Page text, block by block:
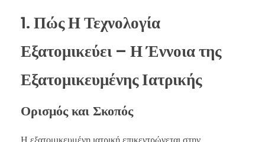
1. Πώς Η Τεχνολογία
Εξατομικεύει – Η Έννοια της
Εξατομικευμένης Ιατρικής
Ορισμός και Σκοπός